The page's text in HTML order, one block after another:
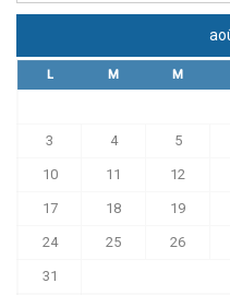
L M M
3 4 5
10 11 12
17 18 19
24 25 26
31